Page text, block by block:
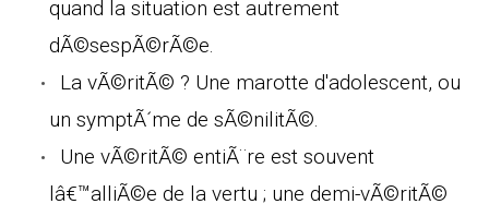
quand la situation est autrement
dÃ©sespÃ©rÃ©e.
La vÃ©ritÃ© ? Une marotte d'adolescent, ou
un symptÃ´me de sÃ©nilitÃ©.
Une vÃ©ritÃ© entiÃ¨re est souvent
lâ€™alliÃ©e de la vertu ; une demi-vÃ©ritÃ©